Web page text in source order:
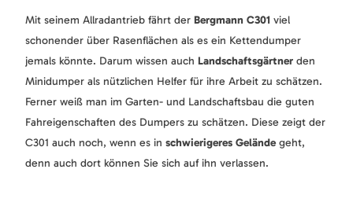
Mit seinem Allradantrieb fährt der Bergmann C301 viel
schonender über Rasenflächen als es ein Kettendumper
jemals könnte. Darum wissen auch Landschaftsgärtner den
Minidumper als nützlichen Helfer für ihre Arbeit zu schätzen.
Ferner weiß man im Garten- und Landschaftsbau die guten
Fahreigenschaften des Dumpers zu schätzen. Diese zeigt der
C301 auch noch, wenn es in schwierigeres Geländegeht,
denn auch dort können Sie sich auf ihn verlassen.